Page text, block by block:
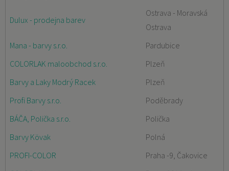
Dulux - prodejna barev
Ostrava - Moravská
Ostrava
Mana - barvy s.r.o.
Pardubice
COLORLAK maloobchod s.r.o.
Plzeň
Barvy a Laky Modrý Racek
Plzeň
Profi Barvy s.r.o.
Poděbrady
BÁČA, Polička s.r.o.
Polička
Barvy Kövak
Polná
PROFI-COLOR
Praha -9, Čakovice